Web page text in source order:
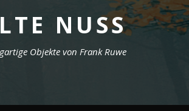
NUSS
Objekte von Frank Ruwe